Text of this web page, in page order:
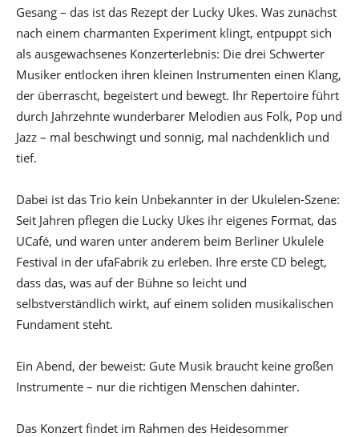
Gesang – das ist das Rezept der Lucky Ukes. Was zunächst
nach einem charmanten Experiment klingt, entpuppt sich
als ausgewachsenes Konzerterlebnis: Die drei Schwerter
Musiker entlocken ihren kleinen Instrumenten einen Klang,
der überrascht, begeistert und bewegt. Ihr Repertoire führt
durch Jahrzehnte wunderbarer Melodien aus Folk, Pop und
Jazz – mal beschwingt und sonnig, mal nachdenklich und
tief.
Dabei ist das Trio kein Unbekannter in der Ukulelen-Szene:
Seit Jahren pflegen die Lucky Ukes ihr eigenes Format, das
UCafé, und waren unter anderem beim Berliner Ukulele
Festival in der ufaFabrik zu erleben. Ihre erste CD belegt,
dass das, was auf der Bühne so leicht und
selbstverständlich wirkt, auf einem soliden musikalischen
Fundament steht.
Ein Abend, der beweist: Gute Musik braucht keine großen
Instrumente – nur die richtigen Menschen dahinter.
Das Konzert findet im Rahmen des Heidesommer